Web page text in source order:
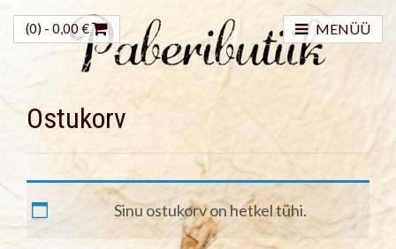
MENÜÜ
(0) - 0,00 €
Ostukorv
Sinu ostukorv on hetkel tühi.